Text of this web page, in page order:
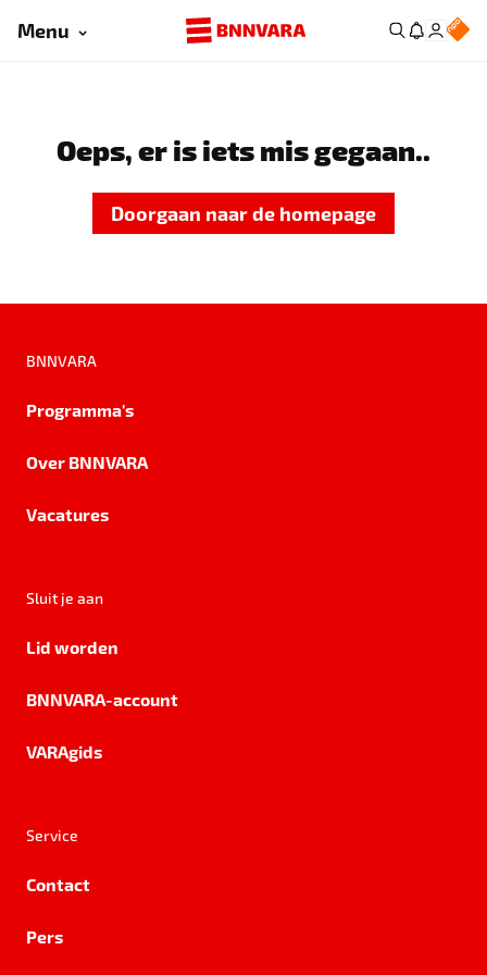
Menu
Oeps, er is iets mis gegaan..
Doorgaan naar de homepage
BNNVARA
Programma's
Over BNNVARA
Vacatures
Sluit je aan
Lid worden
BNNVARA-account
VARAgids
Service
Contact
Pers